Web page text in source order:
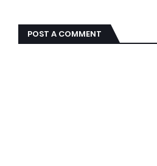
POST A COMMENT